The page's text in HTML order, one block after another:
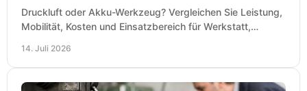
Druckluft oder Akku-Werkzeug? Vergleichen Sie Leistung,
Mobilität, Kosten und Einsatzbereich für Werkstatt,
14. Juli 2026